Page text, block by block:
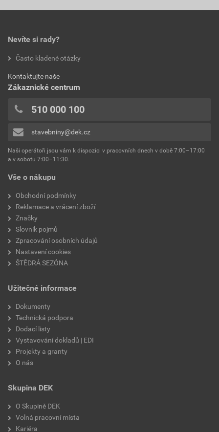
barva
materiál
celková šířka
celková délka
spotřeba
hmotnost 3,7 kg
výrobce
0,0
hodnotilo 0 uživatelů
Přidávat hodnocení může pouze přihlášený uživatel.
Vše o nákupu
Obchodní podmínky
Reklamace a vrácení zboží
Značky
Slovník pojmů
Zpracování osobních údajů
Nastavení cookies
ŠTĚDRÁ SEZÓNA
Užitečné informace
Dokumenty
Technická podpora
Dodací listy
Vystavování dokladů | EDI
Projekty a granty
O nás
Skupina DEK
O Skupině DEK
Volná pracovní místa
Kariéra
Nevíte si rady?
Často kladené otázky
Kontaktujte naše
Zákaznické centrum
510 000 100
stavebniny@dek.cz
Naši operátoři jsou vám k dispozici v pracovních dnech v době 7:00–17:00
a v sobotu 7:00–11:30.